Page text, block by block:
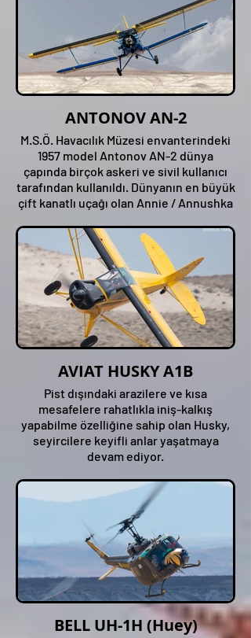
ANTONOV AN-2
M.S.Ö. Havacılık Müzesi envanterindeki
1957 model Antonov AN-2 dünya
çapında birçok askeri ve sivil kullanıcı
tarafından kullanıldı. Dünyanın en büyük
çift kanatlı uçağı olan Annie / Annushka
AVIAT HUSKY A1B
Pist dışındaki arazilere ve kısa
mesafelere rahatlıkla iniş-kalkış
yapabilme özelliğine sahip olan Husky,
seyircilere keyifli anlar yaşatmaya
devam ediyor.
BELL UH-1H (Huey)